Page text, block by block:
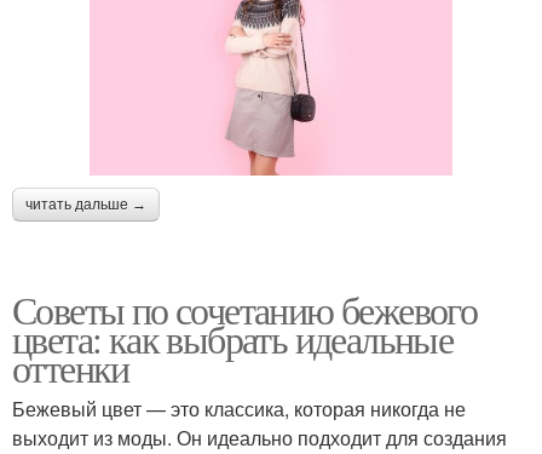
читать дальше →
Советы по сочетанию бежевого
цвета: как выбрать идеальные
оттенки
Бежевый цвет — это классика, которая никогда не
выходит из моды. Он идеально подходит для создания